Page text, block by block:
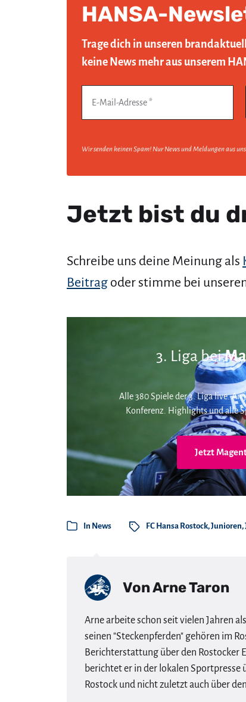
HANSA-
Trage dich in unseren
keine News mehr aus unserem
Wir senden keinen Spam! Nur News und Meldungen aus
Jetzt bist du
Schreibe uns deine Meinung als
Beitrag oder stimme bei
3. Liga bei
Alle 380 Spiele der 3. Liga live.
Konferenz. Highlights und alle
Jetzt
In News FC Hansa Rostock,Junioren,
VonArne Taron
Arne arbeite schon seit vielen Jahren
seinen "Steckenpferden" gehören im
Berichterstattung über den Rostocker
berichtet er in der lokalen Sportpresse
Rostock und nicht zuletzt auch über